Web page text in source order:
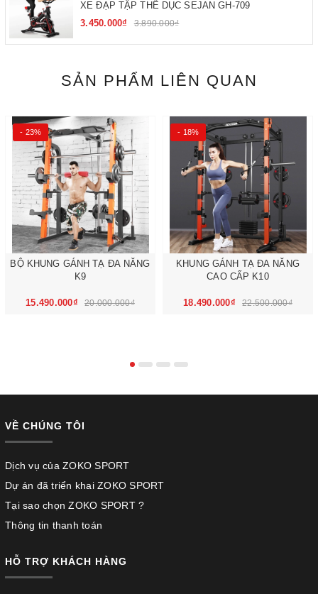
XE ĐẠP TẬP THỂ DỤC SEJAN GH-709
3.450.000₫
3.890.000₫
SẢN PHẨM LIÊN QUAN
- 23%
BỘ KHUNG GÁNH TẠ ĐA NĂNG
K9
15.490.000₫ 20.000.000₫
- 18%
KHUNG GÁNH TẠ ĐA NĂNG
CAO CẤP K10
18.490.000₫ 22.500.000₫
VỀ CHÚNG TÔI
Dịch vụ của ZOKO SPORT
Dự án đã triển khai ZOKO SPORT
Tại sao chọn ZOKO SPORT ?
Thông tin thanh toán
HỖ TRỢ KHÁCH HÀNG